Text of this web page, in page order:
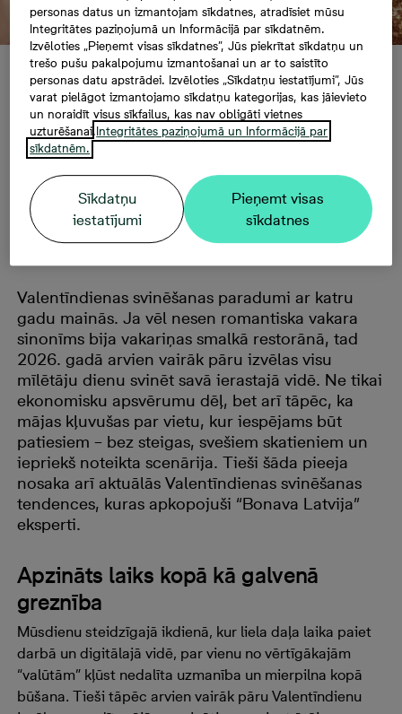
Slow living un nē
klišejām: pieci 2026.
gada Valentīndienas
svinēšanas trendi
Valentīndienas svinēšanas paradumi ar katru
gadu mainās. Ja vēl nesen romantiska vakara
sinonīms bija vakariņas smalkā restorānā, tad
2026. gadā arvien vairāk pāru izvēlas visu
mīlētāju dienu svinēt savā ierastajā vidē. Ne tikai
ekonomisku apsvērumu dēļ, bet arī tāpēc, ka
mājas kļuvušas par vietu, kur iespējams būt
patiesiem – bez steigas, svešiem skatieniem un
iepriekš noteikta scenārija. Tieši šāda pieeja
nosaka arī aktuālās Valentīndienas svinēšanas
tendences, kuras apkopojuši “Bonava Latvija”
eksperti.
Apzināts laiks kopā kā galvenā
greznība
Mūsdienu steidzīgajā ikdienā, kur liela daļa laika paiet
darbā un digitālajā vidē, par vienu no vērtīgākajām
“valūtām” kļūst nedalīta uzmanība un mierpilna kopā
būšana. Tieši tāpēc arvien vairāk pāru Valentīndienu
personas datus un izmantojam sīkdatnes, atradīsiet mūsu
Integritātes paziņojumā un Informācijā par sīkdatnēm.
Izvēloties „Pieņemt visas sīkdatnes”, Jūs piekrītat sīkdatņu un
trešo pušu pakalpojumu izmantošanai un ar to saistīto
personas datu apstrādei. Izvēloties „Sīkdatņu iestatījumi”, Jūs
varat pielāgot izmantojamo sīkdatņu kategorijas, kas jāievieto
un noraidīt visus sīkfailus, kas nav obligāti vietnes
uzturēšanai.Integritātes paziņojumā un Informācijā par
sīkdatnēm.
Sīkdatņu
iestatījumi
Pieņemt visas
sīkdatnes